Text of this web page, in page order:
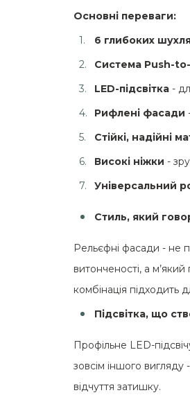
Основні переваги:
6 глибоких
Система Push-
LED-підсвітка -
Рифлені фасади
Стійкі, надійні
Високі ніжки -
Універсальний
Стиль, який
Рельєфні фасади - не
витонченості, а
комбінація підходить
Підсвітка, що
Профільне LED-
зовсім іншого вигляду
відчуття затишку.